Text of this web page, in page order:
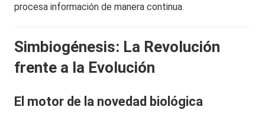
procesa información de manera continua.
Simbiogénesis: La Revolución
frente a la Evolución
El motor de la novedad biológica